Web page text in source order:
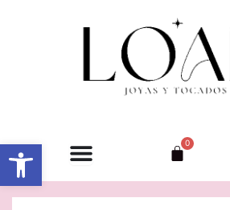
Abrir barra de herramientas 0
Carrito